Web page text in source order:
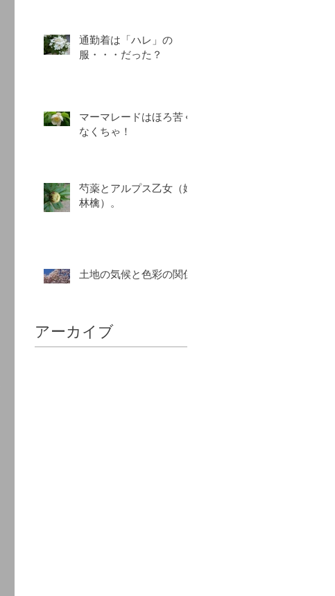
通勤着は「ハレ」の
服・・・だった？
マーマレードはほろ苦く
なくちゃ！
芍薬とアルプス乙女（姫
林檎）。
土地の気候と色彩の関係
アーカイブ